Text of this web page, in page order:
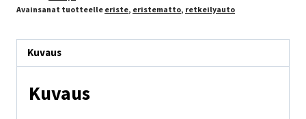
Avainsanat tuotteelle eriste, eristematto, retkeilyauto
Kuvaus
Kuvaus